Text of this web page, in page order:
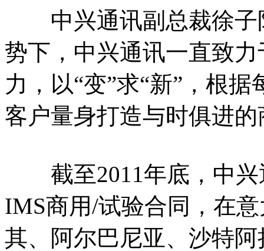
中兴通讯副总裁徐子
势下，中兴通讯一直致
力，以“变”求“新”，根
客户量身打造与时俱进的
截至2011年底，中兴
IMS商用/试验合同，在
其、阿尔巴尼亚、沙特